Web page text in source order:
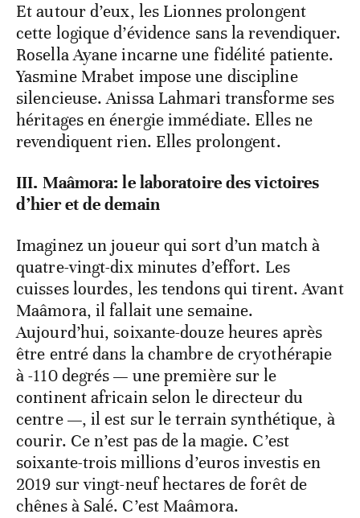
Et autour d’eux, les Lionnes prolongent
cette logique d’évidence sans la revendiquer.
Rosella Ayane incarne une fidélité patiente.
Yasmine Mrabet impose une discipline
silencieuse. Anissa Lahmari transforme ses
héritages en énergie immédiate. Elles ne
revendiquent rien. Elles prolongent.
III. Maâmora: le laboratoire des victoires
d’hier et de demain
Imaginez un joueur qui sort d’un match à
quatre-vingt-dix minutes d’effort. Les
cuisses lourdes, les tendons qui tirent. Avant
Maâmora, il fallait une semaine.
Aujourd’hui, soixante-douze heures après
être entré dans la chambre de cryothérapie
à -110 degrés — une première sur le
continent africain selon le directeur du
centre —, il est sur le terrain synthétique, à
courir. Ce n’est pas de la magie. C’est
soixante-trois millions d’euros investis en
2019 sur vingt-neuf hectares de forêt de
chênes à Salé. C’est Maâmora.